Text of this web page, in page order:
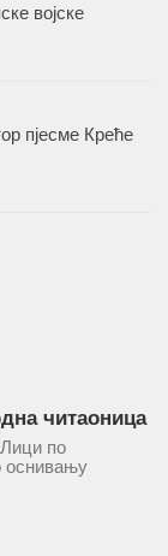
војске
пјесме Креће
читаоница
по
оснивању
у
и духовним